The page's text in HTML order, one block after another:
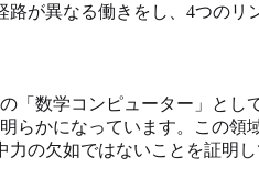
が異なる働きをし、4つの
「数学コンピューター」と
らかになっています。この
の欠如ではないことを証明し